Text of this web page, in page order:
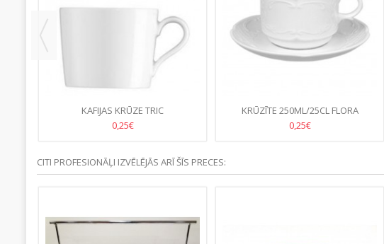
KAFIJAS KRŪZE TRIC
0,25€
KRŪZĪTE 250ML/25CL FLORA
0,25€
CITI PROFESIONĀĻI IZVĒLĒJĀS ARĪ ŠĪS PRECES: